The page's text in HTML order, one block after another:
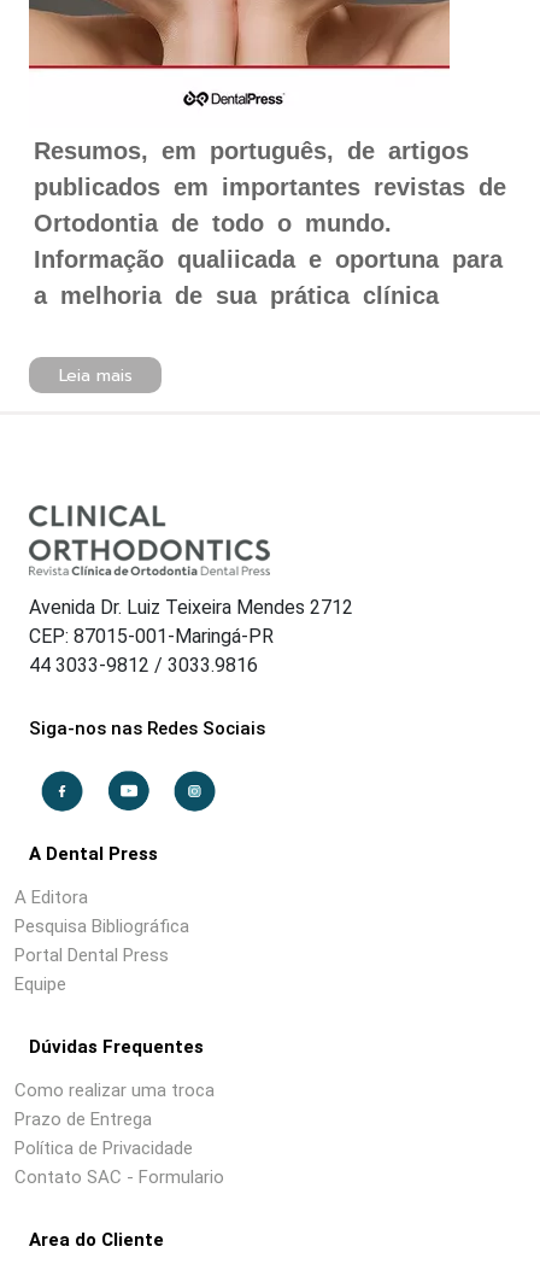
Resumos, em português, de artigos
publicados em importantes revistas de
Ortodontia de todo o mundo.
Informação qualiicada e oportuna para
a melhoria de sua prática clínica
Leia mais
Avenida Dr. Luiz Teixeira Mendes 2712
CEP: 87015-001-Maringá-PR
44 3033-9812 / 3033.9816
Siga-nos nas Redes Sociais
A Dental Press
A Editora
Pesquisa Bibliográfica
Portal Dental Press
Equipe
Dúvidas Frequentes
Como realizar uma troca
Prazo de Entrega
Política de Privacidade
Contato SAC - Formulario
Area do Cliente